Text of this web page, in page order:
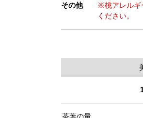
その他
※桃アレルギ
ください。
茶葉の量